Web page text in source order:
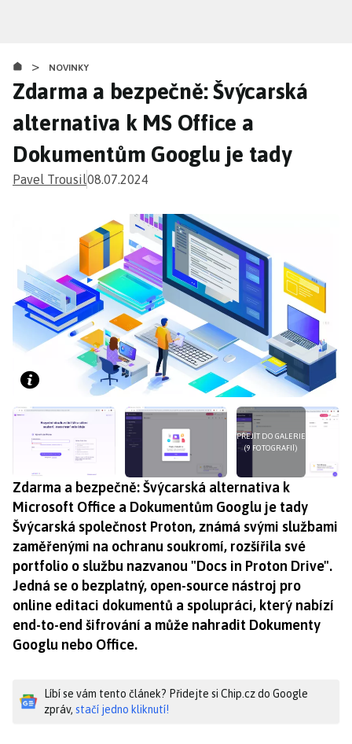
obsahu
> NOVINKY
Zdarma a bezpečně: Švýcarská
alternativa k MS Office a
Dokumentům Googlu je tady
Pavel Trousil08.07.2024
PŘEJÍT DO GALERIE
(9 FOTOGRAFIÍ)
Zdarma a bezpečně: Švýcarská alternativa k
Microsoft Office a Dokumentům Googlu je tady
Švýcarská společnost Proton, známá svými službami
zaměřenými na ochranu soukromí, rozšířila své
portfolio o službu nazvanou "Docs in Proton Drive".
Jedná se o bezplatný, open-source nástroj pro
online editaci dokumentů a spolupráci, který nabízí
end-to-end šifrování a může nahradit Dokumenty
Googlu nebo Office.
Líbí se vám tento článek? Přidejte si Chip.cz do Google
zpráv, stačí jedno kliknutí!